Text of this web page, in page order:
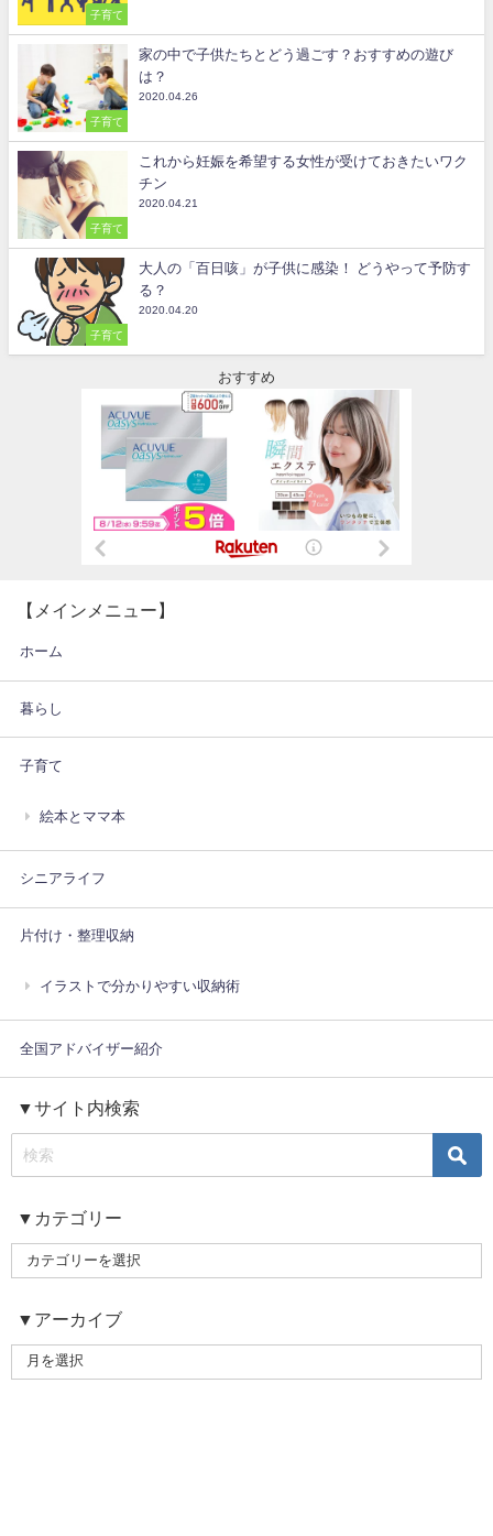
子育て
子育て
家の中で子供たちとどう過ごす？おすすめの遊び
は？
2020.04.26
子育て
これから妊娠を希望する女性が受けておきたいワク
チン
2020.04.21
子育て
大人の「百日咳」が子供に感染！ どうやって予防す
る？
2020.04.20
おすすめ
【メインメニュー】
ホーム
暮らし
子育て
絵本とママ本
シニアライフ
片付け・整理収納
イラストで分かりやすい収納術
全国アドバイザー紹介
▼サイト内検索
▼カテゴリー
▼アーカイブ